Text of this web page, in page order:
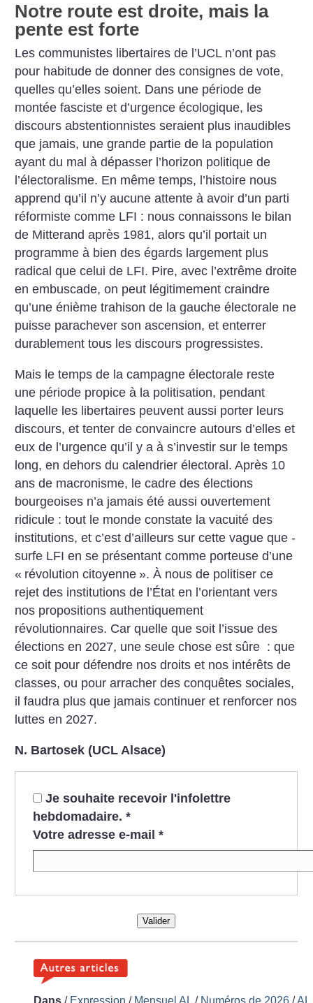
Notre route est droite, mais la
pente est forte
Les communistes libertaires de l’UCL n’ont pas
pour habitude de donner des consignes de vote,
quelles qu’elles soient. Dans une période de
montée fasciste et d’urgence écologique, les
discours abstentionnistes seraient plus inaudibles
que jamais, une grande partie de la population
ayant du mal à dépasser l’horizon politique de
l’électoralisme. En même temps, l’histoire nous
apprend qu’il n’y aucune attente à avoir d’un parti
réformiste comme LFI : nous connaissons le bilan
de Mitterand après 1981, alors qu’il portait un
programme à bien des égards largement plus
radical que celui de LFI. Pire, avec l’extrême droite
en embuscade, on peut légitimement craindre
qu’une énième trahison de la gauche électorale ne
puisse parachever son ascension, et enterrer
durablement tous les discours progressistes.
Mais le temps de la campagne électorale reste
une période propice à la politisation, pendant
laquelle les libertaires peuvent aussi porter leurs
discours, et tenter de convaincre autours d’elles et
eux de l’urgence qu’il y a à s’investir sur le temps
long, en dehors du calendrier électoral. Après 10
ans de macronisme, le cadre des élections
bourgeoises n’a jamais été aussi ouvertement
ridicule : tout le monde constate la vacuité des
institutions, et c’est d’ailleurs sur cette vague que ­
surfe LFI en se présentant comme porteuse d’une
« révolution citoyenne ». À nous de politiser ce
rejet des institutions de l’État en l’orientant vers
nos propositions authentiquement
révolutionnaires. Car quelle que soit l’issue des
élections en 2027, une seule chose est sûre : que
ce soit pour défendre nos droits et nos intérêts de
classes, ou pour arracher des conquêtes sociales,
il faudra plus que jamais continuer et renforcer nos
luttes en 2027.
N. Bartosek (UCL Alsace)
Je souhaite recevoir l'infolettre
hebdomadaire. *
Votre adresse e-mail *
Valider